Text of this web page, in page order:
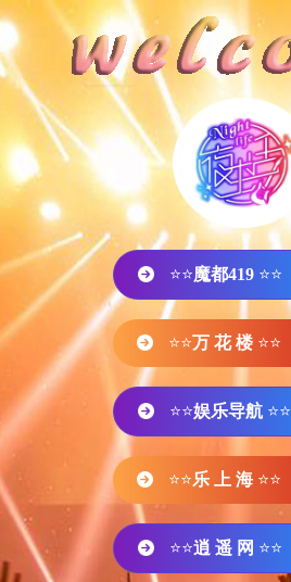
⭐⭐魔都419 ⭐⭐
⭐⭐万 花 楼 ⭐⭐
⭐⭐娱乐导航 ⭐⭐
⭐⭐乐 上 海 ⭐⭐
⭐⭐逍 遥 网 ⭐⭐